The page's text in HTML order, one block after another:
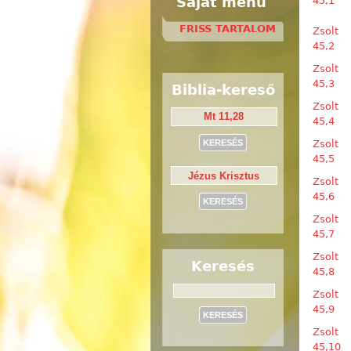
Zsolt
45,2
Zsolt
45,3
Zsolt
45,4
Zsolt
45,5
Zsolt
45,6
Zsolt
45,7
Zsolt
45,8
Zsolt
45,9
Zsolt
45,10
FRISS TARTALOM
Biblia-kereső
Keresés